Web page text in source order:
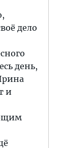
дело
день,
и